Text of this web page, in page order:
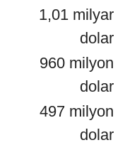
1,01 milyar
dolar
960 milyon
dolar
497 milyon
dolar